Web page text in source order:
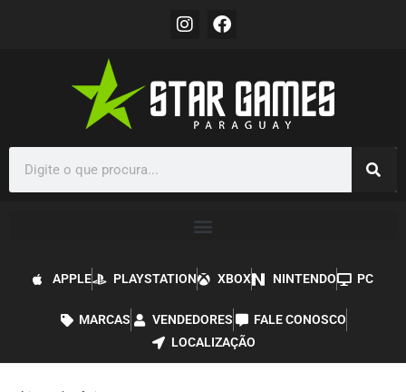
APPLE PLAYSTATION XBOX NINTENDO PC
MARCAS VENDEDORES
FALE CONOSCO
LOCALIZAÇÃO